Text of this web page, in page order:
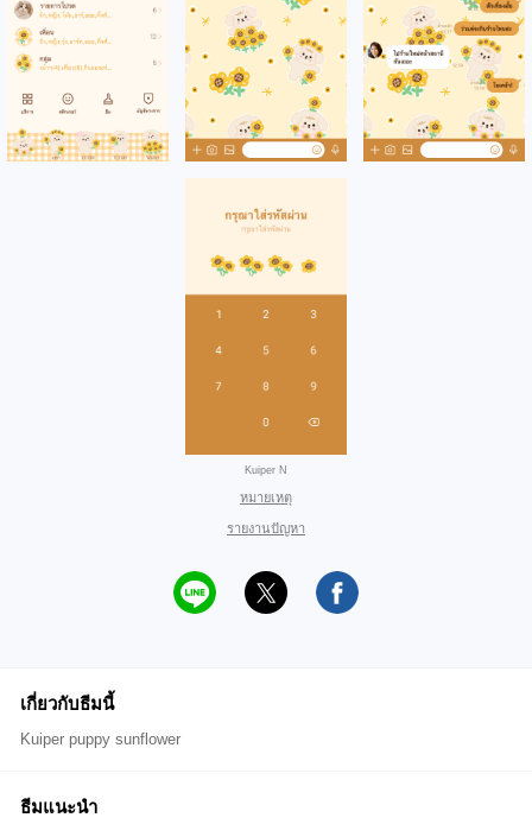
Kuiper N
หมายเหตุ
รายงานปัญหา
เกี่ยวกับธีมนี้
Kuiper puppy​ sunflower
ธีมแนะนำ